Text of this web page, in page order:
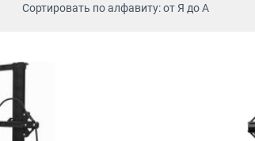
Сортировать по алфавиту: от Я до А